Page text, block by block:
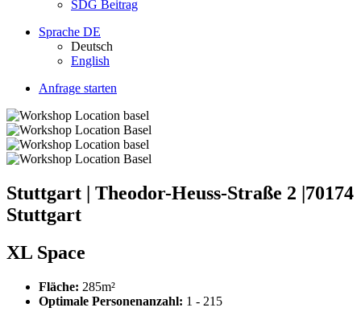
SDG Beitrag
Sprache DE
Deutsch
English
Anfrage starten
Stuttgart | Theodor-Heuss-Straße 2 |70174
Stuttgart
XL Space
Fläche: 285m²
Optimale Personenanzahl: 1 - 215